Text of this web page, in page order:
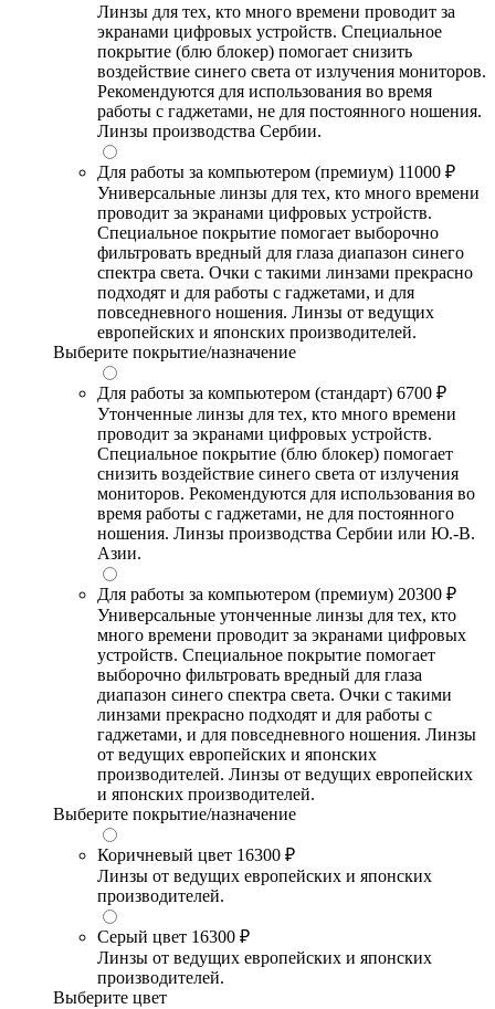
Линзы для тех, кто много времени проводит за
экранами цифровых устройств. Специальное
покрытие (блю блокер) помогает снизить
воздействие синего света от излучения мониторов.
Рекомендуются для использования во время
работы с гаджетами, не для постоянного ношения.
Линзы производства Сербии.
Для работы за компьютером (премиум) 11000 ₽
Универсальные линзы для тех, кто много времени
проводит за экранами цифровых устройств.
Специальное покрытие помогает выборочно
фильтровать вредный для глаза диапазон синего
спектра света. Очки с такими линзами прекрасно
подходят и для работы с гаджетами, и для
повседневного ношения. Линзы от ведущих
европейских и японских производителей.
Выберите покрытие/назначение
Для работы за компьютером (стандарт) 6700 ₽
Утонченные линзы для тех, кто много времени
проводит за экранами цифровых устройств.
Специальное покрытие (блю блокер) помогает
снизить воздействие синего света от излучения
мониторов. Рекомендуются для использования во
время работы с гаджетами, не для постоянного
ношения. Линзы производства Сербии или Ю.-В.
Азии.
Для работы за компьютером (премиум) 20300 ₽
Универсальные утонченные линзы для тех, кто
много времени проводит за экранами цифровых
устройств. Специальное покрытие помогает
выборочно фильтровать вредный для глаза
диапазон синего спектра света. Очки с такими
линзами прекрасно подходят и для работы с
гаджетами, и для повседневного ношения. Линзы
от ведущих европейских и японских
производителей. Линзы от ведущих европейских
и японских производителей.
Выберите покрытие/назначение
Коричневый цвет 16300 ₽
Линзы от ведущих европейских и японских
производителей.
Серый цвет 16300 ₽
Линзы от ведущих европейских и японских
производителей.
Выберите цвет